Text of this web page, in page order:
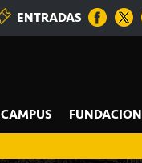
ENTRADAS
CAMPUS FUNDACION